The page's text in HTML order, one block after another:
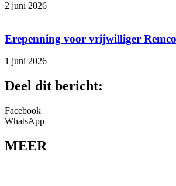
2 juni 2026
Erepenning voor vrijwilliger
1 juni 2026
Deel dit bericht:
Facebook
WhatsApp
MEER